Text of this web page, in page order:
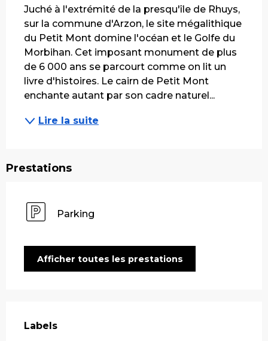
Juché à l'extrémité de la presqu'île de Rhuys,
sur la commune d'Arzon, le site mégalithique
du Petit Mont domine l'océan et le Golfe du
Morbihan. Cet imposant monument de plus
de 6 000 ans se parcourt comme on lit un
livre d'histoires. Le cairn de Petit Mont
enchante autant par son cadre naturel...
Lire la suite
Prestations
Parking
Afficher toutes les prestations
Labels
Labels